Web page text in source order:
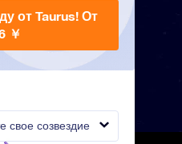
свое созвездие
от Taurus! От
￥